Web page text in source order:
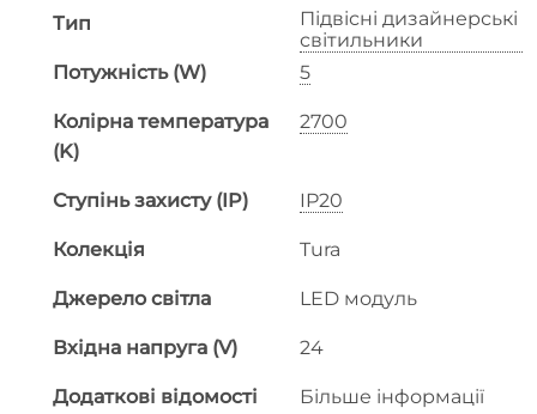
Тип
Підвісні дизайнерські
світильники
Потужність (W)
5
Колірна температура
(K)
2700
Ступінь захисту (IP) IP20
Колекція Tura
Джерело світла LED модуль
Вхідна напруга (V) 24
Додаткові відомості
Більше інформації